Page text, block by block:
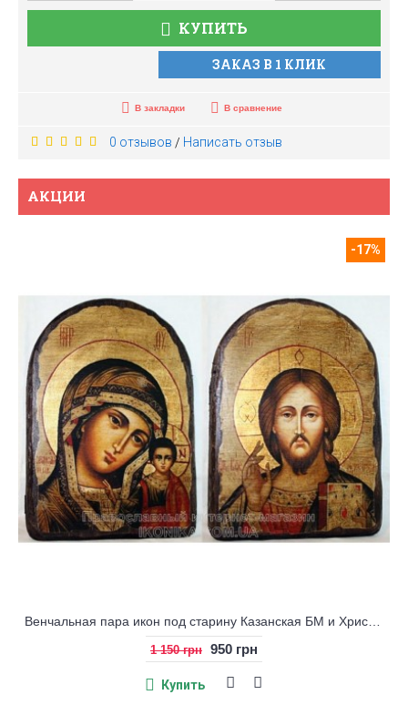
КУПИТЬ
ЗАКАЗ В 1 КЛИК
В закладки В сравнение
0 отзывов / Написать отзыв
АКЦИИ
-17%
Венчальная пара икон под старину Казанская БМ и Христос
1 150 грн 950 грн
Купить